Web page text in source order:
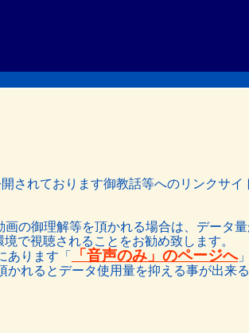
されております御教話等へのリンクサ
の御理解等を頂かれる場合は、データ
で視聴されることをお勧め致します。
あります「
「音声のみ」のページへ
れるとデータ使用量を抑える事が出来